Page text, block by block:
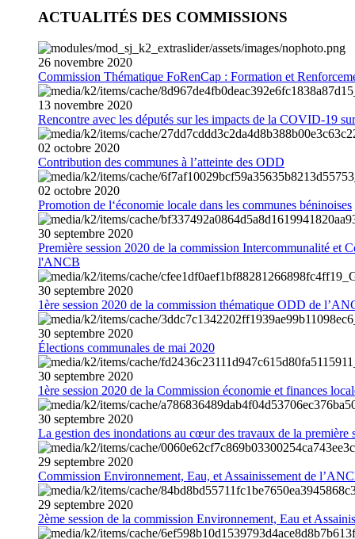
ACTUALITÉS DES COMMISSIONS
26 novembre 2020
Commission Thématique FoRenCap : Formation et
13 novembre 2020
Rencontre avec les députés sur les impacts de la COVID-19
02 octobre 2020
Contribution des communes à l’atteinte des ODD
02 octobre 2020
Promotion de l‘économie locale dans les communes béninoises
30 septembre 2020
Première session 2020 de la commission Intercommunalité et
l'ANCB
30 septembre 2020
1ère session 2020 de la commission thématique ODD de
30 septembre 2020
Élections communales de mai 2020
30 septembre 2020
1ère session 2020 de la Commission économie et finances
30 septembre 2020
La gestion des inondations au cœur des travaux de la première
29 septembre 2020
Commission Environnement, Eau, et Assainissement de
29 septembre 2020
2ème session de la commission Environnement, Eau et